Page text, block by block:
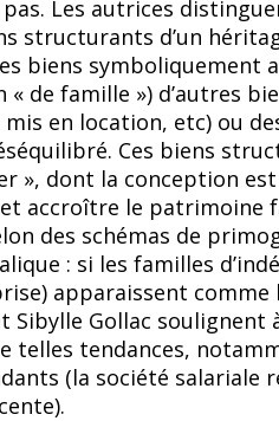
Les autrices
structurants d’un
biens symboliquement
de famille ») d’autres
en location, etc) ou
Ces biens
», dont la conception est
accroître le patrimoine
des schémas de
: si les familles
apparaissent comme
Sibylle Gollac soulignent
telles tendances,
(la société salariale